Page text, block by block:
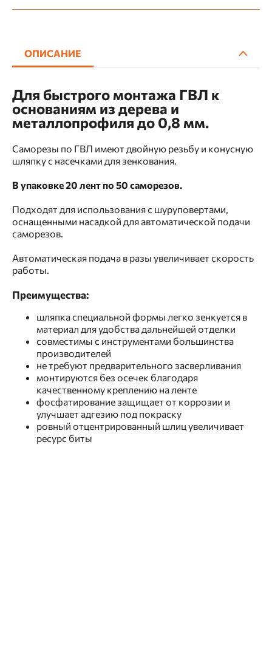
ОПИСАНИЕ
Для быстрого монтажа ГВЛ к
основаниям из дерева и
металлопрофиля до 0,8 мм.
Саморезы по ГВЛ имеют двойную резьбу и конусную
шляпку с насечками для зенкования.
В упаковке 20 лент по 50 саморезов.
Подходят для использования с шуруповертами,
оснащенными насадкой для автоматической подачи
саморезов.
Автоматическая подача в разы увеличивает скорость
работы.
Преимущества:
шляпка специальной формы легко зенкуется в
материал для удобства дальнейшей отделки
совместимы с инструментами большинства
производителей
не требуют предварительного засверливания
монтируются без осечек благодаря
качественному креплению на ленте
фосфатирование защищает от коррозии и
улучшает адгезию под покраску
ровный отцентрированный шлиц увеличивает
ресурс биты